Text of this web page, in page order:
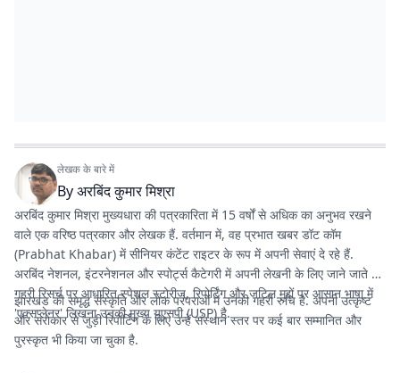
लेखक के बारे में
Byअरबिंद कुमार मिश्रा
अरबिंद कुमार मिश्रा मुख्यधारा की पत्रकारिता में 15 वर्षों से अधिक का अनुभव रखने
वाले एक वरिष्ठ पत्रकार और लेखक हैं. वर्तमान में, वह प्रभात खबर डॉट कॉम
(Prabhat Khabar) में सीनियर कंटेंट राइटर के रूप में अपनी सेवाएं दे रहे हैं.
अरबिंद नेशनल, इंटरनेशनल और स्पोर्ट्स कैटेगरी में अपनी लेखनी के लिए जाने जाते हैं.
गहरी रिसर्च पर आधारित स्पेशल स्टोरीज, रिपोर्टिंग और जटिल मुद्दों पर आसान भाषा में
'एक्सप्लेनर' लिखना उनकी मुख्य यूएसपी (USP) है.
झारखंड की समृद्ध संस्कृति और लोक परंपराओं में उनकी गहरी रुचि है. अपनी उत्कृष्ट
और सरोकार से जुड़ी रिपोर्टिंग के लिए उन्हें संस्थान स्तर पर कई बार सम्मानित और
पुरस्कृत भी किया जा चुका है.